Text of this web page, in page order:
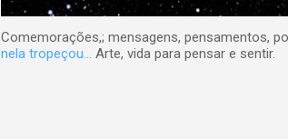
Comemorações,; mensagens, pensamentos,
nela tropeçou... Arte, vida para pensar e sentir.